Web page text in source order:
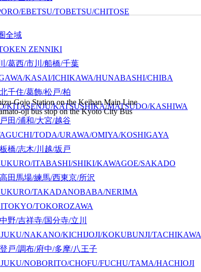
EBETSU/TOBETSU/CHITOSE
全域
ZENNIKI
/葛西/市川/船橋/千葉
KASAI/ICHIKAWA/HUNABASHI/CHIBA
北千住/葛飾/松戸/柏
KITASENJU/KATSUSHIKA/MATSUDO/KASHIWA
田/浦和/大宮/越谷
TODA/URAWA/OMIYA/KOSHIGAYA
橋/志木/川越/坂戸
ITABASHI/SHIKI/KAWAGOE/SAKADO
田馬場/練馬/西東京/所沢
TAKADANOBABA/NERIMA
TOKOROZAWA
野/吉祥寺/国分寺/立川
NAKANO/KICHIJOJI/KOKUBUNJI/TACHIKAWA
戸/調布/府中/多摩/八王子
NOBORITO/CHOFU/FUCHU/TAMA/HACHIOJI
Gojo Station on the Keihan Main Line
oji bus stop on the Kyoto City Bus